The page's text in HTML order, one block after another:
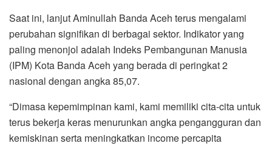
Saat ini, lanjut Aminullah Banda Aceh terus mengalami
perubahan signifikan di berbagai sektor. Indikator yang
paling menonjol adalah Indeks Pembangunan Manusia
(IPM) Kota Banda Aceh yang berada di peringkat 2
nasional dengan angka 85,07.
“Dimasa kepemimpinan kami, kami memiliki cita-cita untuk
terus bekerja keras menurunkan angka pengangguran dan
kemiskinan serta meningkatkan income percapita